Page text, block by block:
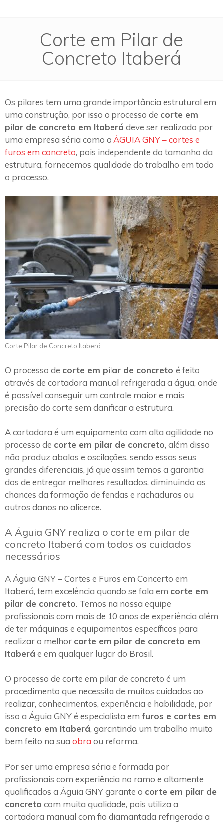
Corte em Pilar de
Concreto Itaberá
Os pilares tem uma grande importância estrutural em
uma construção, por isso o processo de corte em
pilar de concreto em Itaberá deve ser realizado por
uma empresa séria como a ÁGUIA GNY – cortes e
furos em concreto, pois independente do tamanho da
estrutura, fornecemos qualidade do trabalho em todo
o processo.
Corte Pilar de Concreto Itaberá
O processo de corte em pilar de concreto é feito
através de cortadora manual refrigerada a água, onde
é possível conseguir um controle maior e mais
precisão do corte sem danificar a estrutura.
A cortadora é um equipamento com alta agilidade no
processo de corte em pilar de concreto, além disso
não produz abalos e oscilações, sendo essas seus
grandes diferenciais, já que assim temos a garantia
dos de entregar melhores resultados, diminuindo as
chances da formação de fendas e rachaduras ou
outros danos no alicerce.
A Águia GNY realiza o corte em pilar de
concreto Itaberá com todos os cuidados
necessários
A Águia GNY – Cortes e Furos em Concerto em
Itaberá, tem excelência quando se fala em corte em
pilar de concreto. Temos na nossa equipe
profissionais com mais de 10 anos de experiência além
de ter máquinas e equipamentos específicos para
realizar o melhor corte em pilar de concreto em
Itaberá e em qualquer lugar do Brasil.
O processo de corte em pilar de concreto é um
procedimento que necessita de muitos cuidados ao
realizar, conhecimentos, experiência e habilidade, por
isso a Águia GNY é especialista em furos e cortes em
concreto em Itaberá, garantindo um trabalho muito
bem feito na sua obra ou reforma.
Por ser uma empresa séria e formada por
profissionais com experiência no ramo e altamente
qualificados a Águia GNY garante o corte em pilar de
concreto com muita qualidade, pois utiliza a
cortadora manual com fio diamantada refrigerada a